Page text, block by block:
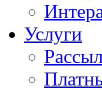
Услуги